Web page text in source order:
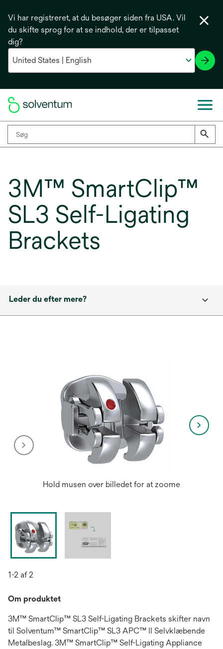
Vi har registreret, at du besøger siden fra USA. Vil
du skifte sprog for at se indhold, der er tilpasset
dig?
3M™ SmartClip™
SL3 Self-Ligating
Brackets
Leder du efter mere?
Hold musen over billedet for at zoome
1-2 af 2
Om produktet
3M™ SmartClip™ SL3 Self-Ligating Brackets skifter navn
til Solventum™ SmartClip™ SL3 APC™ II Selvklæbende
Metalbeslag. 3M™ SmartClip™ Self-Ligating Appliance